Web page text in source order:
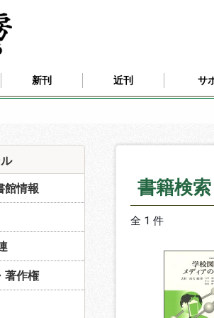
新刊 近刊 サ
館情報
著作権
書籍検
全 1 件